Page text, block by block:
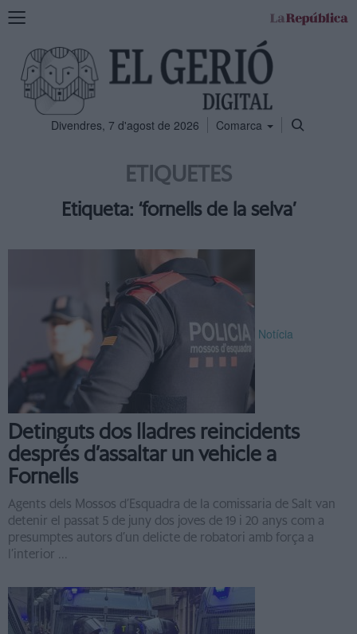
Mostra
navegació
Divendres, 7 d'agost de 2026 Comarca
ETIQUETES
Etiqueta: ‘fornells de la selva’
Notícia
Detinguts dos lladres reincidents
després d’assaltar un vehicle a
Fornells
Agents dels Mossos d’Esquadra de la comissaria de Salt van
detenir el passat 5 de juny dos joves de 19 i 20 anys com a
presumptes autors d’un delicte de robatori amb força a
l’interior ...